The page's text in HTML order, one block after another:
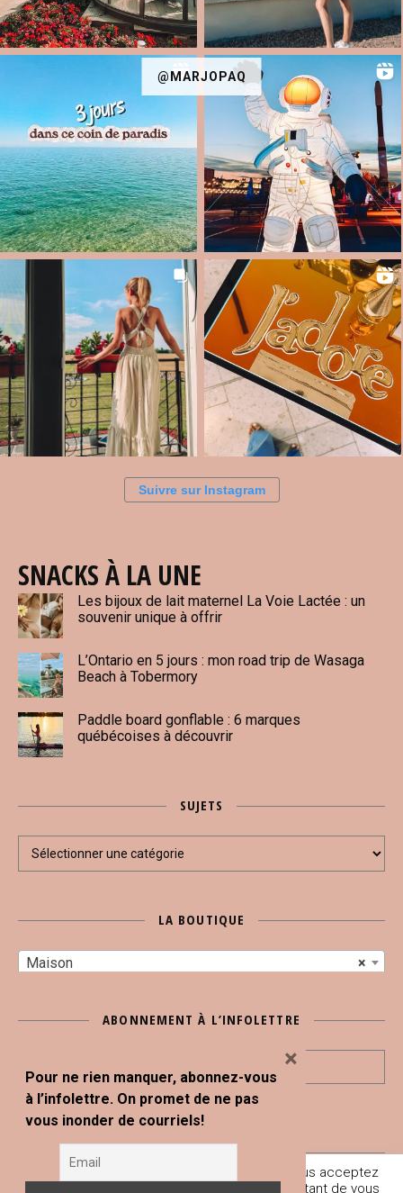
@MARJOPAQ
Suivre sur Instagram
SNACKS À LA UNE
Les bijoux de lait maternel La Voie Lactée : un
souvenir unique à offrir
L’Ontario en 5 jours : mon road trip de Wasaga
Beach à Tobermory
Paddle board gonflable : 6 marques
québécoises à découvrir
SUJETS
LA BOUTIQUE
×
Maison
ABONNEMENT À L’INFOLETTRE
Tous droits réservés © Blogue Le Snack Bar 2020
En poursuivant votre navigation sur ce site, vous acceptez
l'utilisation de traceurs (cookies) nous permettant de vous
Pour ne rien manquer, abonnez-vous
à l’infolettre. On promet de ne pas
vous inonder de courriels!
×